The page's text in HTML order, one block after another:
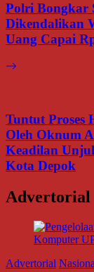
Polri Bongkar
Dikendalikan
Uang Capai
Tuntut Proses
Oleh Oknum
Keadilan
Kota Depok
Advertorial
Advertorial